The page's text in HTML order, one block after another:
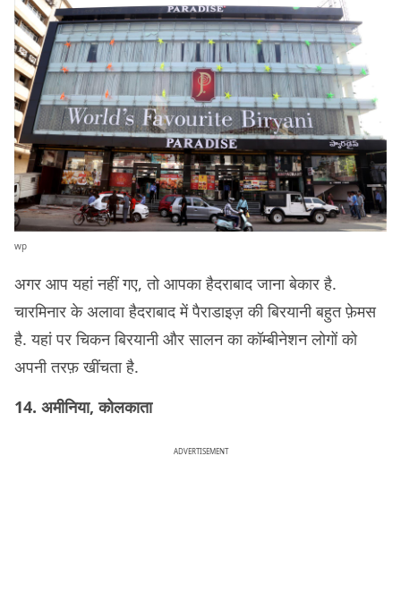
wp
अगर आप यहां नहीं गए, तो आपका हैदराबाद जाना बेकार है.
चारमिनार के अलावा हैदराबाद में पैराडाइज़ की बिरयानी बहुत फ़ेमस
है. यहां पर चिकन बिरयानी और सालन का कॉम्बीनेशन लोगों को
अपनी तरफ़ खींचता है.
14. अमीनिया, कोलकाता
ADVERTISEMENT